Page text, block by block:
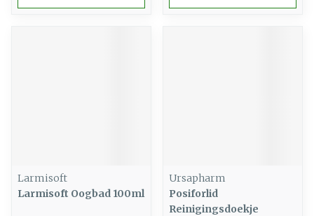
Larmisoft
Larmisoft Oogbad 100ml
Ursapharm
Posiforlid
Reinigingsdoekje